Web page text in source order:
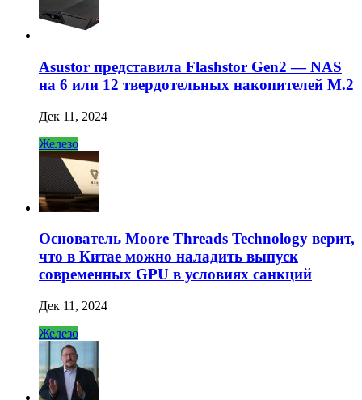
Asustor представила Flashstor Gen2 — NAS
на 6 или 12 твердотельных накопителей M.2
Дек 11, 2024
Железо
Основатель Moore Threads Technology верит,
что в Китае можно наладить выпуск
современных GPU в условиях санкций
Дек 11, 2024
Железо